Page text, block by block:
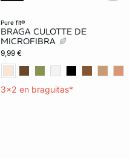
pure fit®
BRAGA CULOTTE DE
MICROFIBRA
9,99 €
3x2 en braguitas*